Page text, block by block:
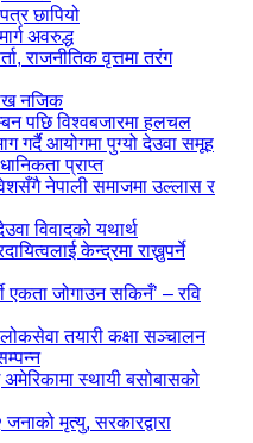
छापियो
अवरुद्ध
राजनीतिक वृत्तमा तरंग
नजिक
पछि विश्वबजारमा हलचल
गर्दै आयोगमा पुग्यो देउवा समूह
प्राप्त
नेपाली समाजमा उल्लास र
विवादको यथार्थ
केन्द्रमा राख्नुपर्ने
एकता जोगाउन सकिनँ’ – रवि
तयारी कक्षा सञ्चालन
स्थायी बसोबासको
मृत्यु, सरकारद्वारा